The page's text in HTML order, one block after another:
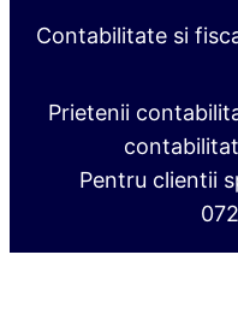
Contabilitate si
Prietenii
Pentru clientii